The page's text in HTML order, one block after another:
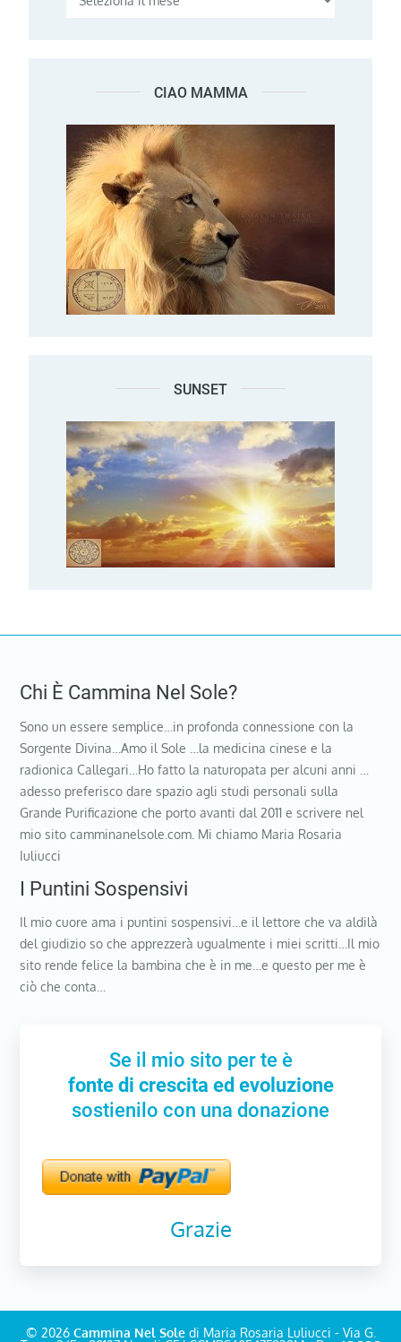
CIAO MAMMA
SUNSET
Chi È Cammina Nel Sole?
Sono un essere semplice…in profonda connessione con la
Sorgente Divina…Amo il Sole …la medicina cinese e la
radionica Callegari…Ho fatto la naturopata per alcuni anni …
adesso preferisco dare spazio agli studi personali sulla
Grande Purificazione che porto avanti dal 2011 e scrivere nel
mio sito camminanelsole.com. Mi chiamo Maria Rosaria
Iuliucci
I Puntini Sospensivi
Il mio cuore ama i puntini sospensivi…e il lettore che va aldilà
del giudizio so che apprezzerà ugualmente i miei scritti…Il mio
sito rende felice la bambina che è in me…e questo per me è
ciò che conta…
Se il mio sito per te è
fonte di crescita ed evoluzione
sostienilo con una donazione
Grazie
© 2026 Cammina Nel Soledi Maria Rosaria Luliucci - Via G.